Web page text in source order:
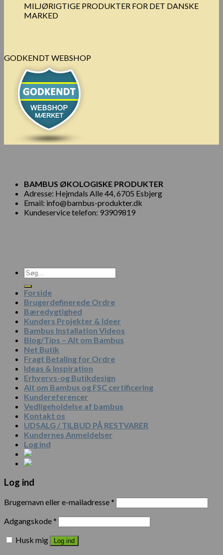
MILJØRIGTIGE PRODUKTER FOR DET DANSKE
MARKED
GODKENDT WEBSHOP
BAMBUS ØKOLOGISKE PRODUKTER
Adresse: Hejmdals Alle 44, 6705 Esbjerg
Email: info@bambus-produkter.dk
Kundeservice telefon: 93909819
Søg
efter:
Forside
Brugerdefinerede Ordre
Bæredygtighed
Kunders Projekter & Ideer
Bambus Installation Videos
Blog/Tips – Alt om Bambus
Net Butik
Fragt Betaling for Ordre
Ideas & Inspiration
Erhvervs-og Butikdesign
Alt om Bambus og FSC certificering
Kundereferencer
Vedligeholdelse af bambus
Kontakt os
UDSALG / TILBUD PÅ RESTVARER
Kundernes Anmeldelser
Log ind
Log ind
Brugernavn eller e-mailadresse*
Adgangskode*
Husk mig
Log ind